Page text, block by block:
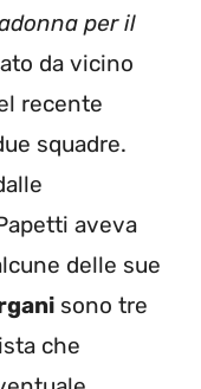
per il
da vicino
recente
squadre.
aveva
delle sue
sono tre
che